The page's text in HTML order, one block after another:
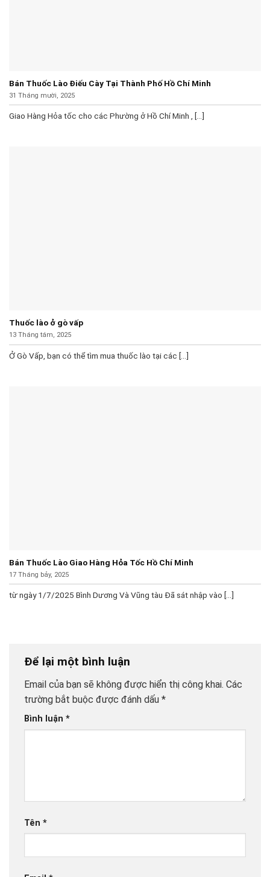
Bán Thuốc Lào Điếu Cày Tại Thành Phố Hồ Chí Minh
31 Tháng mười, 2025
Giao Hàng Hỏa tốc cho các Phường ở Hồ Chí Minh , [...]
Thuốc lào ở gò vấp
13 Tháng tám, 2025
Ở Gò Vấp, bạn có thể tìm mua thuốc lào tại các [...]
Bán Thuốc Lào Giao Hàng Hỏa Tốc Hồ Chí Minh
17 Tháng bảy, 2025
từ ngày 1/7/2025 Bình Dương Và Vũng tàu Đã sát nhập vào [...]
Để lại một bình luận
Email của bạn sẽ không được hiển thị công khai. Các
trường bắt buộc được đánh dấu *
Bình luận *
Tên *